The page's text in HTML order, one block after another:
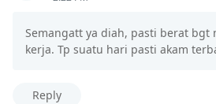
Semangatt ya diah, pasti berat bgt
kerja. Tp suatu hari pasti akam
Reply